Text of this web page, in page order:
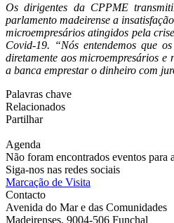
Os dirigentes da CPPME
parlamento madeirense a
microempresários atingidos pela
Covid-19. “Nós entendemos que
diretamente aos microempresários
a banca emprestar o dinheiro com
Palavras chave
Relacionados
Partilhar
Agenda
Não foram encontrados eventos para
Siga-nos nas redes sociais
Marcação de Visita
Contacto
Avenida do Mar e das Comunidades
Madeirenses, 9004-506 Funchal